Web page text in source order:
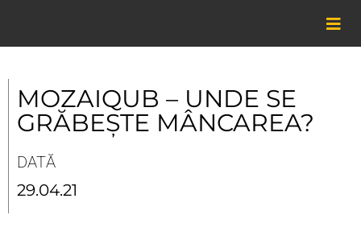
content
MOZAIQUB – UNDE SE
GRĂBEȘTE MÂNCAREA?
DATĂ
29.04.21